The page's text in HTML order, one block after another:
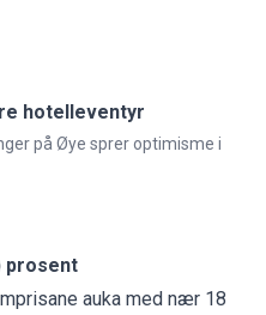
hotelleventyr
på Øye sprer optimisme i
prosent
auka med nær 18